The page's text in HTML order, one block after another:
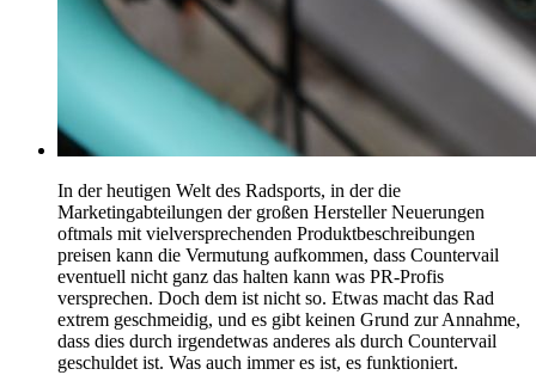
In der heutigen Welt des Radsports, in der die
Marketingabteilungen der großen Hersteller Neuerungen
oftmals mit vielversprechenden Produktbeschreibungen
preisen kann die Vermutung aufkommen, dass Countervail
eventuell nicht ganz das halten kann was PR-Profis
versprechen. Doch dem ist nicht so. Etwas macht das Rad
extrem geschmeidig, und es gibt keinen Grund zur Annahme,
dass dies durch irgendetwas anderes als durch Countervail
geschuldet ist. Was auch immer es ist, es funktioniert.